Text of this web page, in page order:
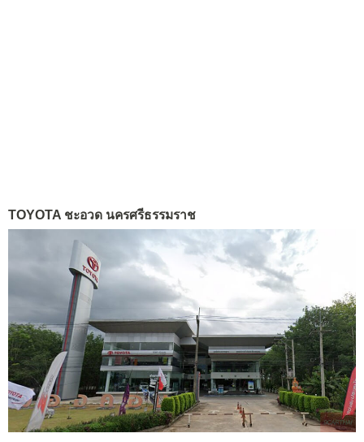
TOYOTA ชะอวด นครศรีธรรมราช